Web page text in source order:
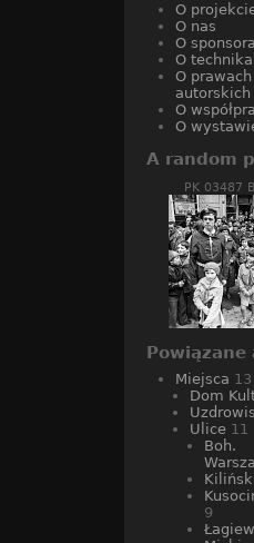
O
O nas
O
O
O prawach
autorskich
O
O
A random
PK 03487
Miejsca 13
Dom
Ulice 11
Boh.
9